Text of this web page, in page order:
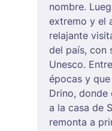
nombre.
extremo y el
relajante
del país, con
Unesco.
épocas y
Drino, donde
a la casa de
remonta a